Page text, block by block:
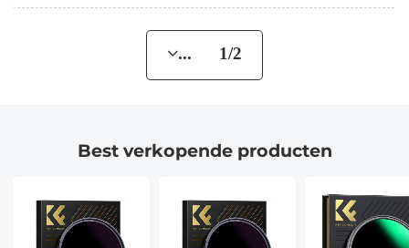
... 1/2
Best verkopende producten